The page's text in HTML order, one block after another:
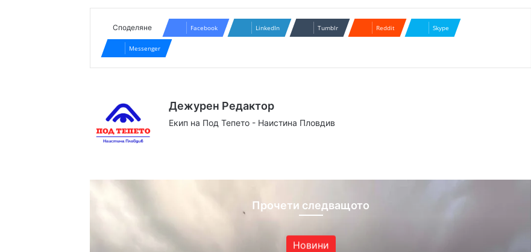
Споделяне Facebook LinkedIn Tumblr Reddit Skype
Messenger
Дежурен Редактор
Екип на Под Тепето - Наистина Пловдив
Прочети следващото
Новини